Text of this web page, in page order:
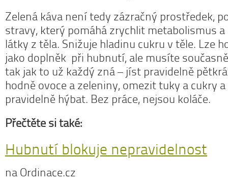
Zelená káva není tedy zázračný prostředek,
stravy, který pomáhá zrychlit metabolismus
látky z těla. Snižuje hladinu cukru v těle. Lze
jako doplněk při hubnutí, ale musíte
tak jak to už každý zná – jíst pravidelně
hodně ovoce a zeleniny, omezit tuky a cukry
pravidelně hýbat. Bez práce, nejsou koláče.
Přečtěte si také:
Hubnutí blokuje nepravidelnost
na Ordinace.cz